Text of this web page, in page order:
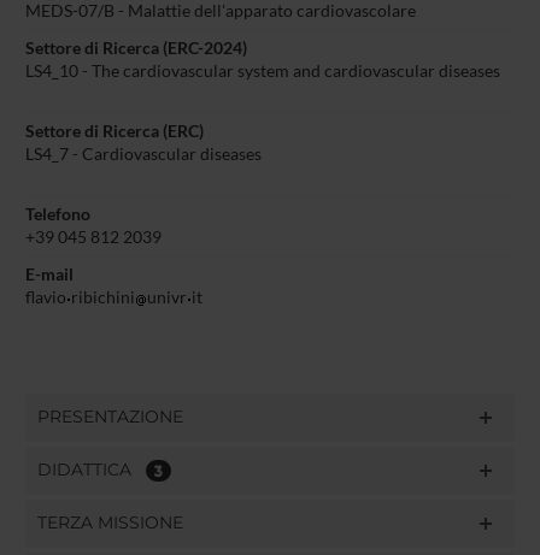
MEDS-07/B - Malattie dell'apparato cardiovascolare
Settore di Ricerca (ERC-2024)
LS4_10 - The cardiovascular system and cardiovascular diseases
Settore di Ricerca (ERC)
LS4_7 - Cardiovascular diseases
Telefono
+39 045 812 2039
E-mail
flavio ribichini univr it
PRESENTAZIONE
DIDATTICA 3
TERZA MISSIONE